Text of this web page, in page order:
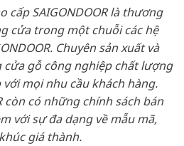
cấp SAIGONDOOR là thương
cửa trong một chuỗi các hệ
Chuyên sản xuất và
gỗ công nghiệp chất lượng
mọi nhu cầu khách hàng.
còn có những chính sách bán
với sự đa dạng về mẫu mã,
giá thành.